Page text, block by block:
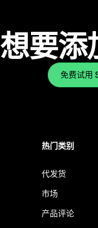
想要添
免费试用
热门类别
代发货
市场
产品评论